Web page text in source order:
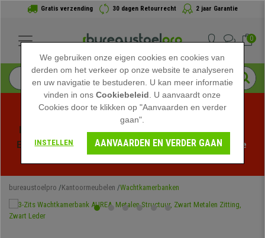
Gratis verzending 30 dagen Retourrecht 2 jaar Garantie
0
Profiteer van de Zomeruitverkoop bij bureaustoelpro!
Exclusieve kortingen voor een beperkte tijd - Bekijk de
bureaustoelpro Kantoormeubelen Wachtkamerbanken
We gebruiken onze eigen cookies en cookies van
derden om het verkeer op onze website te analyseren
en uw navigatie te bestuderen. U kan meer informatie
vinden in onsCookiebeleid . U aanvaardt onze
Cookies door te klikken op "Aanvaarden en verder
gaan".
INSTELLEN AANVAARDEN EN VERDER GAAN